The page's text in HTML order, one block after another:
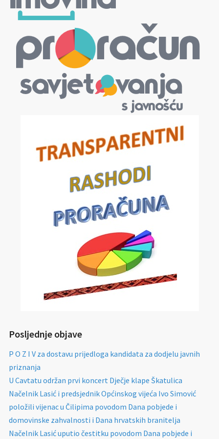
Posljednje objave
P O Z I V za dostavu prijedloga kandidata za dodjelu javnih
priznanja
U Cavtatu održan prvi koncert Dječje klape Škatulica
Načelnik Lasić i predsjednik Općinskog vijeća Ivo Simović
položili vijenac u Čilipima povodom Dana pobjede i
domovinske zahvalnosti i Dana hrvatskih branitelja
Načelnik Lasić uputio čestitku povodom Dana pobjede i